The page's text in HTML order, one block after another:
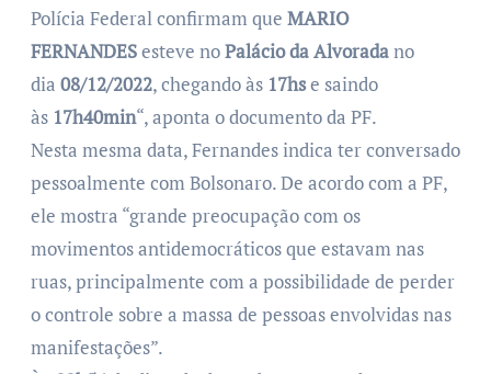
Polícia Federal confirmam que MARIO
FERNANDESesteve noPalácio da Alvoradano
dia 08/12/2022, chegando às 17hse saindo
às 17h40min“, aponta o documento da PF.
Nesta mesma data, Fernandes indica ter conversado
pessoalmente com Bolsonaro. De acordo com a PF,
ele mostra “grande preocupação com os
movimentos antidemocráticos que estavam nas
ruas, principalmente com a possibilidade de perder
o controle sobre a massa de pessoas envolvidas nas
manifestações”.